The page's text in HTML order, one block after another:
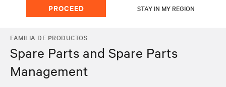
PROCEED STAY IN MY REGION
FAMILIA DE PRODUCTOS
Spare Parts and Spare Parts
Management